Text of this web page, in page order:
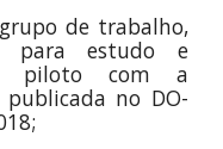
de trabalho,
para estudo e
piloto com a
publicada no DO-